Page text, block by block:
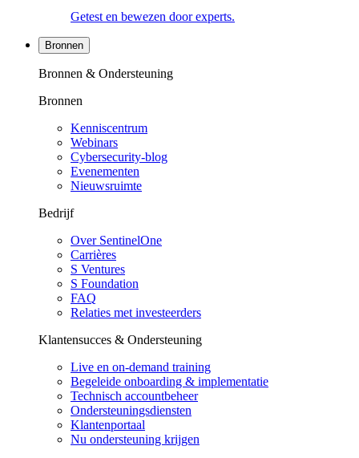
Getest en bewezen door experts.
Bronnen
Bronnen & Ondersteuning
Bronnen
Kenniscentrum
Webinars
Cybersecurity-blog
Evenementen
Nieuwsruimte
Bedrijf
Over SentinelOne
Carrières
S Ventures
S Foundation
FAQ
Relaties met investeerders
Klantensucces & Ondersteuning
Live en on-demand training
Begeleide onboarding & implementatie
Technisch accountbeheer
Ondersteuningsdiensten
Klantenportaal
Nu ondersteuning krijgen